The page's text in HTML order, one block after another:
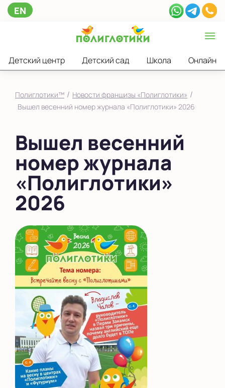
EN
Детский центр Детский сад Школа Онлайн
Полиглотики™ / Новости франшизы «Полиглотики» /
Вышел весенний номер журнала «Полиглотики» 2026
Вышел весенний
номер журнала
«Полиглотики»
2026